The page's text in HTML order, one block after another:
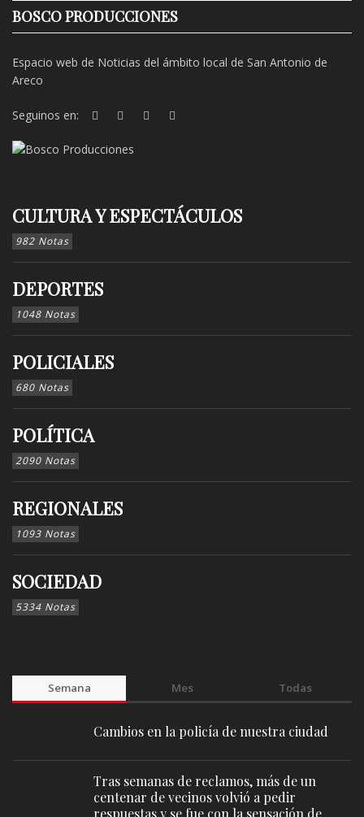
BOSCO PRODUCCIONES
Espacio web de Noticias del ámbito local de San Antonio de
Areco
Seguinos en:
CULTURA Y ESPECTÁCULOS
982 Notas
DEPORTES
1048 Notas
POLICIALES
680 Notas
POLÍTICA
2090 Notas
REGIONALES
1093 Notas
SOCIEDAD
5334 Notas
Semana Mes Todas
Cambios en la policía de nuestra ciudad
Tras semanas de reclamos, más de un
centenar de vecinos volvió a pedir
respuestas y se fue con la sensación de